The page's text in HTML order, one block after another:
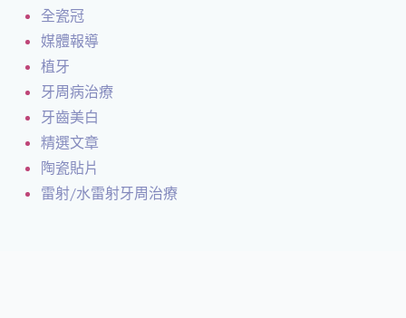
全瓷冠
媒體報導
植牙
牙周病治療
牙齒美白
精選文章
陶瓷貼片
雷射/水雷射牙周治療